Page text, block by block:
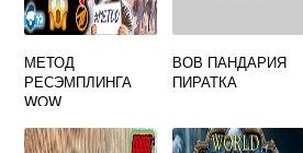
МЕТОД
РЕСЭМПЛИНГА
WOW
ВОВ ПАНДАРИЯ
ПИРАТКА